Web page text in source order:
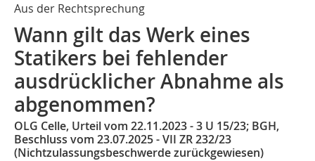
Aus der Rechtsprechung
Wann gilt das Werk eines
Statikers bei fehlender
ausdrücklicher Abnahme als
abgenommen?
OLG Celle, Urteil vom 22.11.2023 - 3 U 15/23; BGH,
Beschluss vom 23.07.2025 - VII ZR 232/23
(Nichtzulassungsbeschwerde zurückgewiesen)